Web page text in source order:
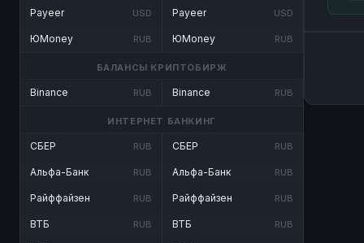
Payeer USD
ЮMoney RUB
Payeer USD
ЮMoney RUB
БАЛАНСЫ КРИПТОБИРЖ
Binance RUB Binance RUB
ИНТЕРНЕТ БАНКИНГ
СБЕР RUB
Альфа-Банк RUB
Райффайзен RUB
ВТБ RUB
СБЕР RUB
Альфа-Банк RUB
Райффайзен RUB
ВТБ RUB